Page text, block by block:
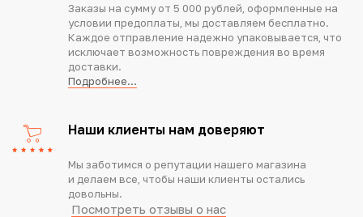
Заказы на сумму от 5 000 рублей, оформленные на
условии предоплаты, мы доставляем бесплатно.
Каждое отправление надежно упаковывается, что
исключает возможность повреждения во время
доставки.
Подробнее...
Наши клиенты нам доверяют
Мы заботимся о репутации нашего магазина
и делаем все, чтобы наши клиенты остались
довольны.
Посмотреть отзывы о нас